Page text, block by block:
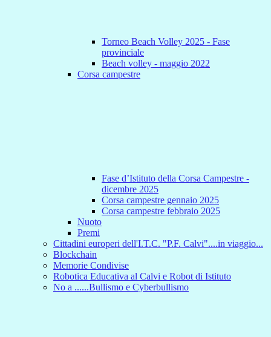
Torneo Beach Volley 2025 - Fase
provinciale
Beach volley - maggio 2022
Corsa campestre
Fase d’Istituto della Corsa Campestre -
dicembre 2025
Corsa campestre gennaio 2025
Corsa campestre febbraio 2025
Nuoto
Premi
Cittadini europeri dell'I.T.C. "P.F. Calvi"....in viaggio...
Blockchain
Memorie Condivise
Robotica Educativa al Calvi e Robot di Istituto
No a ......Bullismo e Cyberbullismo